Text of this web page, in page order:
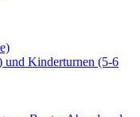
und Kinderturnen (5-6